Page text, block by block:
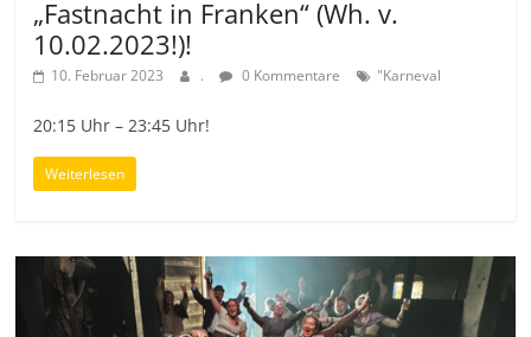
„Fastnacht in Franken“ (Wh. v.
10.02.2023!)!
10. Februar 2023 . 0 Kommentare "Karneval
20:15 Uhr – 23:45 Uhr!
Weiterlesen